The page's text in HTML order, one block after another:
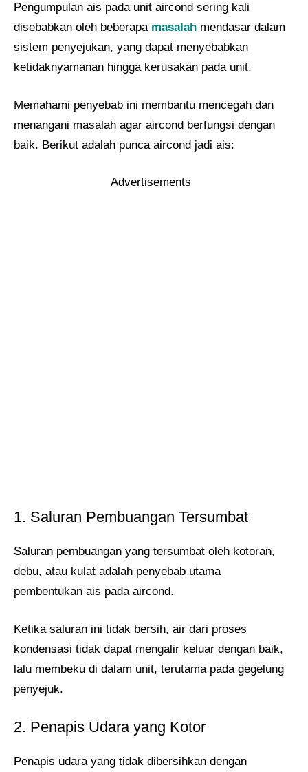
Pengumpulan ais pada unit aircond sering kali
disebabkan oleh beberapa masalah mendasar dalam
sistem penyejukan, yang dapat menyebabkan
ketidaknyamanan hingga kerusakan pada unit.
Memahami penyebab ini membantu mencegah dan
menangani masalah agar aircond berfungsi dengan
baik. Berikut adalah punca aircond jadi ais:
Advertisements
1. Saluran Pembuangan Tersumbat
Saluran pembuangan yang tersumbat oleh kotoran,
debu, atau kulat adalah penyebab utama
pembentukan ais pada aircond.
Ketika saluran ini tidak bersih, air dari proses
kondensasi tidak dapat mengalir keluar dengan baik,
lalu membeku di dalam unit, terutama pada gegelung
penyejuk​.
2. Penapis Udara yang Kotor
Penapis udara yang tidak dibersihkan dengan